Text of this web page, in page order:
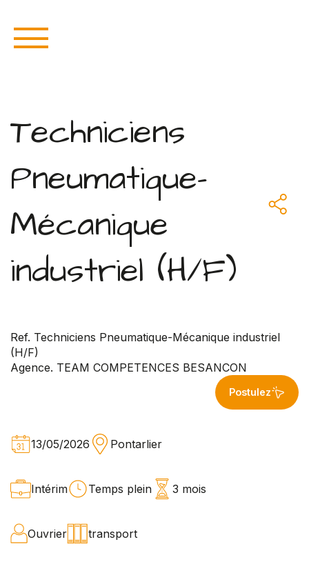
Techniciens
Pneumatique-
Mécanique
industriel (H/F)
Ref. Techniciens Pneumatique-Mécanique industriel
(H/F)
Agence. TEAM COMPETENCES BESANCON
Postulez
13/05/2026 Pontarlier
Intérim Temps plein 3 mois
Ouvrier transport